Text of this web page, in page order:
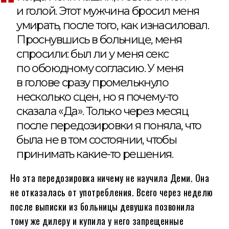
и голой. Этот мужчина бросил меня
умирать, после того, как изнасиловал.
Проснувшись в больнице, меня
спросили: был ли у меня секс
по обоюдному согласию. У меня
в голове сразу промелькнуло
несколько сцен, но я почему-то
сказала «Да». Только через месяц
после передозировки я поняла, что
была не в том состоянии, чтобы
принимать какие-то решения.
Но эта передозировка ничему не научила Деми. Она
не отказалась от употребления. Всего через неделю
после выписки из больницы девушка позвонила
тому же дилеру и купила у него запрещенные